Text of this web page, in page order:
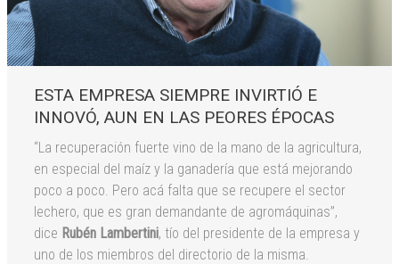
ESTA EMPRESA SIEMPRE INVIRTIÓ E
INNOVÓ, AUN EN LAS PEORES ÉPOCAS
“La recuperación fuerte vino de la mano de la agricultura,
en especial del maíz y la ganadería que está mejorando
poco a poco. Pero acá falta que se recupere el sector
lechero, que es gran demandante de agromáquinas”,
dice Rubén Lambertini, tío del presidente de la empresa y
uno de los miembros del directorio de la misma.